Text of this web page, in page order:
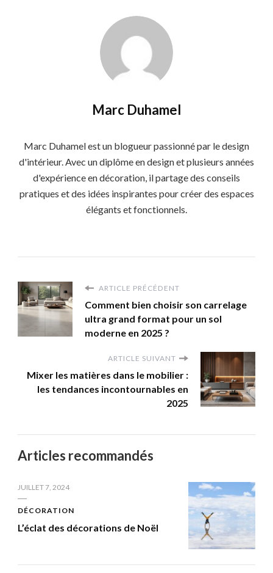
Marc Duhamel
Marc Duhamel est un blogueur passionné par le design
d'intérieur. Avec un diplôme en design et plusieurs années
d'expérience en décoration, il partage des conseils
pratiques et des idées inspirantes pour créer des espaces
élégants et fonctionnels.
ARTICLE PRÉCÉDENT
Comment bien choisir son carrelage
ultra grand format pour un sol
moderne en 2025 ?
ARTICLE SUIVANT
Mixer les matières dans le mobilier :
les tendances incontournables en
2025
Articles recommandés
JUILLET 7, 2024
DÉCORATION
L’éclat des décorations de Noël